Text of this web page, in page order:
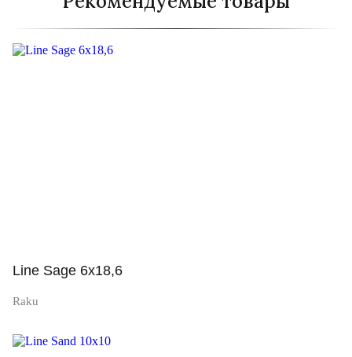
Line Sage 6x18,6
Raku